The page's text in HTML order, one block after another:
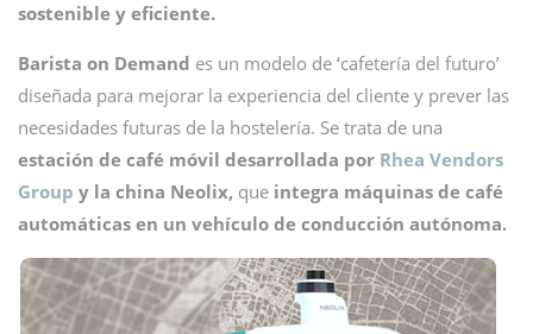
sostenible y eficiente.
Barista on Demand es un modelo de ‘cafetería del futuro’
diseñada para mejorar la experiencia del cliente y prever las
necesidades futuras de la hostelería. Se trata de una
estación de café móvil desarrollada por Rhea Vendors
Group y la china Neolix, que integra máquinas de café
automáticas en un vehículo de conducción autónoma.